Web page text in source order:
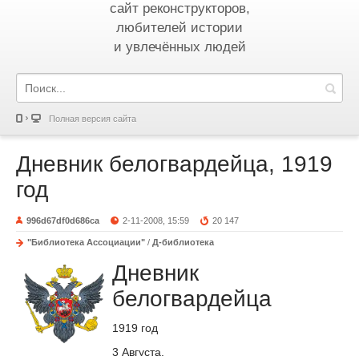
сайт реконструкторов,
любителей истории
и увлечённых людей
Полная версия сайта
Дневник белогвардейца, 1919
год
996d67df0d686ca 2-11-2008, 15:59 20 147
"Библиотека Ассоциации" / Д-библиотека
Дневник
белогвардейца
1919 год
3 Августа.